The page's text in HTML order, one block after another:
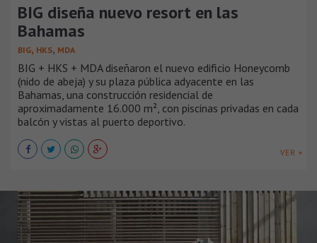
BIG diseña nuevo resort en las
Bahamas
BIG, HKS, MDA
BIG + HKS + MDA diseñaron el nuevo edificio Honeycomb
(nido de abeja) y su plaza pública adyacente en las
Bahamas, una construcción residencial de
aproximadamente 16.000 m², con piscinas privadas en cada
balcón y vistas al puerto deportivo.
VER +